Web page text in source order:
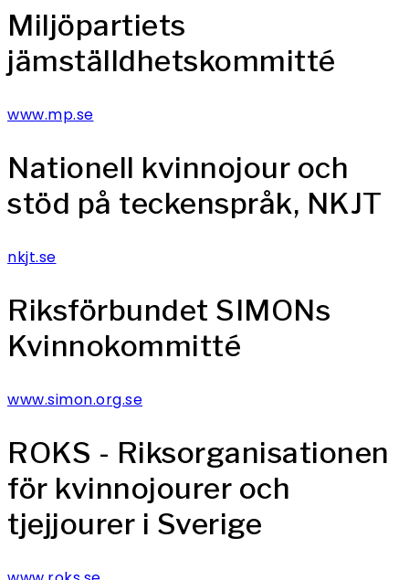
Miljöpartiets
jämställdhetskommitté
www.mp.se
Nationell kvinnojour och
stöd på teckenspråk, NKJT
nkjt.se
Riksförbundet SIMONs
Kvinnokommitté
www.simon.org.se
ROKS - Riksorganisationen
för kvinnojourer och
tjejjourer i Sverige